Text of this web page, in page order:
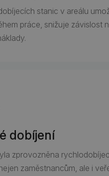
stanic v areálu
práce, snižuje závislost
dobíjení
zprovozněna
zaměstnancům, ale i